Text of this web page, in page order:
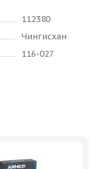
112380
Чингисхан
116-027